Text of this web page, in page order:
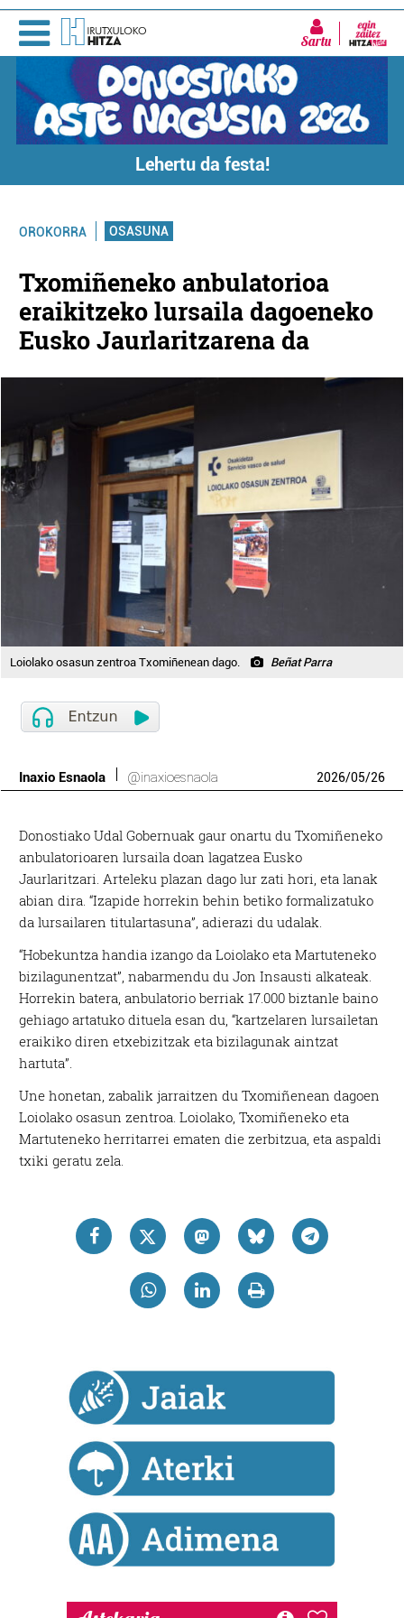
Sartu
Lehertu da festa!
OROKORRA OSASUNA
Txomiñeneko anbulatorioa
eraikitzeko lursaila dagoeneko
Eusko Jaurlaritzarena da
Loiolako osasun zentroa Txomiñenean dago. Beñat Parra
Inaxio Esnaola @inaxioesnaola 2026/05/26
Donostiako Udal Gobernuak gaur onartu du Txomiñeneko
anbulatorioaren lursaila doan lagatzea Eusko
Jaurlaritzari. Arteleku plazan dago lur zati hori, eta lanak
abian dira. “Izapide horrekin behin betiko formalizatuko
da lursailaren titulartasuna”, adierazi du udalak.
“Hobekuntza handia izango da Loiolako eta Martuteneko
bizilagunentzat”, nabarmendu du Jon Insausti alkateak.
Horrekin batera, anbulatorio berriak 17.000 biztanle baino
gehiago artatuko dituela esan du, “kartzelaren lursailetan
eraikiko diren etxebizitzak eta bizilagunak aintzat
hartuta”.
Une honetan, zabalik jarraitzen du Txomiñenean dagoen
Loiolako osasun zentroa. Loiolako, Txomiñeneko eta
Martuteneko herritarrei ematen die zerbitzua, eta aspaldi
txiki geratu zela.